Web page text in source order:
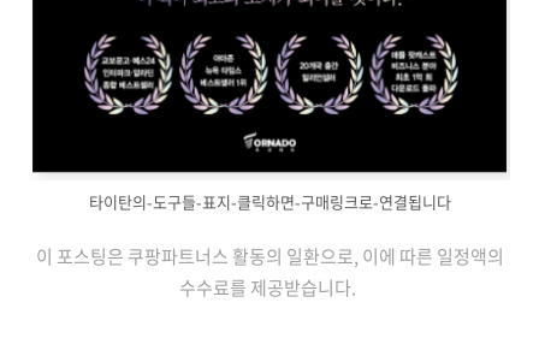
타이탄의-도구들-표지-클릭하면-구매링크로-연결됩니다
이 포스팅은 쿠팡파트너스 활동의 일환으로, 이에 따른 일정액의
수수료를 제공받습니다.